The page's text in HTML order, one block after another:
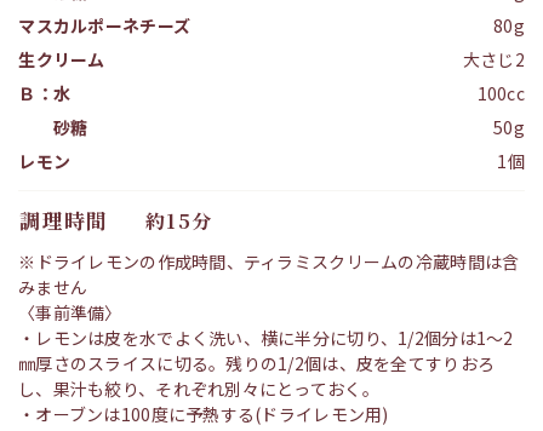
マスカルポーネチーズ
80g
生クリーム
大さじ2
Ｂ：水
100cc
砂糖
50g
レモン
1個
調理時間 約15分
※ドライレモンの作成時間、ティラミスクリームの冷蔵時間は含
みません
〈事前準備〉
・レモンは皮を水でよく洗い、横に半分に切り、1/2個分は1〜2
㎜厚さのスライスに切る。残りの1/2個は、皮を全てすりおろ
し、果汁も絞り、それぞれ別々にとっておく。
・オーブンは100度に予熱する(ドライレモン用)